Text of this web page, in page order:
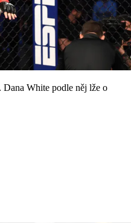
White podle něj lže o